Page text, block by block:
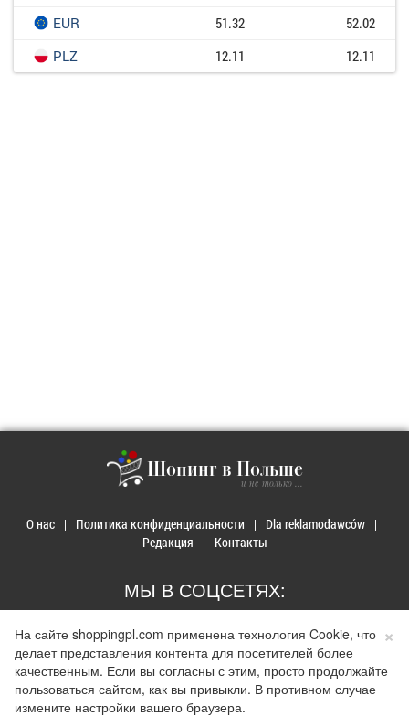
EUR
51.32
52.02
PLZ
12.11 12.11
Шопинг в Польше
и не только ...
О нас Политика конфиденциальности
Dla reklamodawców
Редакция
Контакты
МЫ В СОЦСЕТЯХ:
© 2026 Покупки в Польше. Developed byRealnet.cf.Depositphotos
Использование материалов допускается только при наличии активной ссылки на
сайт shoppingpl.com
×
На сайте shoppingpl.com применена технология Cookie, что
делает представления контента для посетителей более
качественным. Если вы согласны с этим, просто продолжайте
пользоваться сайтом, как вы привыкли. В противном случае
измените настройки вашего браузера.